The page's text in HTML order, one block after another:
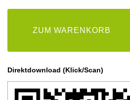
ZUM WARENKORB
Direktdownload (Klick/Scan)